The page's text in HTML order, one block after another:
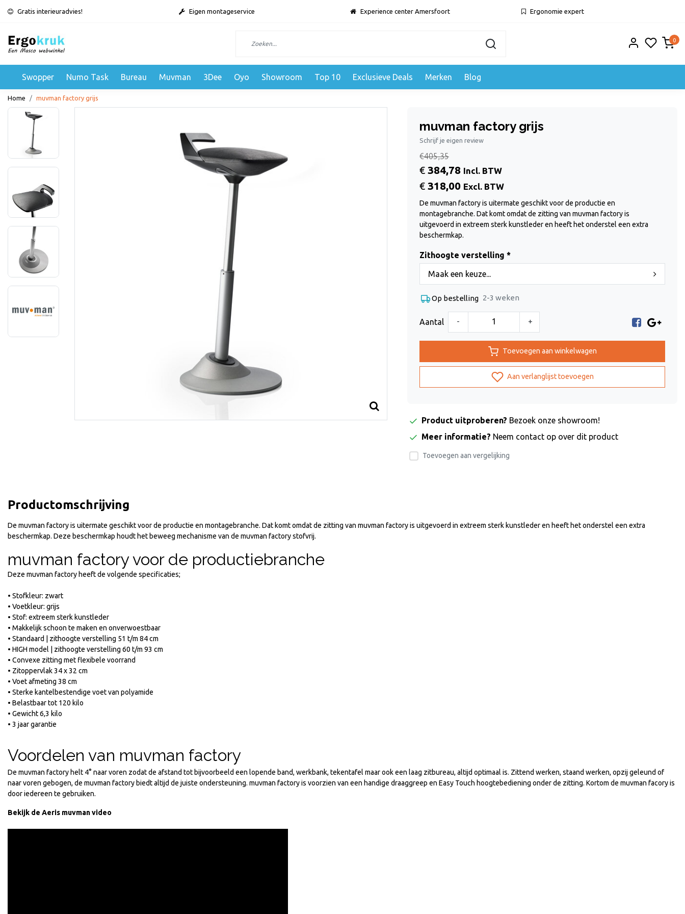
Gratis interieuradvies! Eigen montageservice Experience center Amersfoort Ergonomie expert
0
Swopper Numo Task Bureau Muvman 3Dee Oyo Showroom Top 10 Exclusieve Deals Merken Blog
Home muvman factory grijs
muvman factory grijs
Schrijf je eigen review
€405,35
€ 384,78 Incl. BTW
€ 318,00 Excl. BTW
De muvman factory is uitermate geschikt voor de productie en
montagebranche. Dat komt omdat de zitting van muvman factory is
uitgevoerd in extreem sterk kunstleder en heeft het onderstel een extra
beschermkap.
Zithoogte verstelling *
Maak een keuze...
Op bestelling 2-3 weken
Aantal - +
Toevoegen aan winkelwagen
Aan verlanglijst toevoegen
Product uitproberen? Bezoek onze showroom!
Meer informatie? Neem contact op over dit product
Toevoegen aan vergelijking
Productomschrijving
De muvman factory is uitermate geschikt voor de productie en montagebranche. Dat komt omdat de zitting van muvman factory is uitgevoerd in extreem sterk kunstleder en heeft het onderstel een extra
beschermkap. Deze beschermkap houdt het beweeg mechanisme van de muvman factory stofvrij.
muvman factory voor de productiebranche
Deze muvman factory heeft de volgende specificaties;
• Stofkleur: zwart
• Voetkleur: grijs
• Stof: extreem sterk kunstleder
• Makkelijk schoon te maken en onverwoestbaar
• Standaard | zithoogte verstelling 51 t/m 84 cm
• HIGH model | zithoogte verstelling 60 t/m 93 cm
• Convexe zitting met flexibele voorrand
• Zitoppervlak 34 x 32 cm
• Voet afmeting 38 cm
• Sterke kantelbestendige voet van polyamide
• Belastbaar tot 120 kilo
• Gewicht 6,3 kilo
• 3 jaar garantie
Voordelen van muvman factory
De muvman factory helt 4° naar voren zodat de afstand tot bijvoorbeeld een lopende band, werkbank, tekentafel maar ook een laag zitbureau, altijd optimaal is. Zittend werken, staand werken, opzij geleund of
naar voren gebogen, de muvman factory biedt altijd de juiste ondersteuning. muvman factory is voorzien van een handige draaggreep en Easy Touch hoogtebediening onder de zitting. Kortom de muvman facory is
door iedereen te gebruiken.
Bekijk de Aeris muvman video